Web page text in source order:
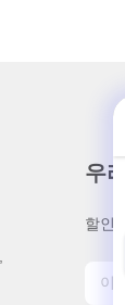
우
할인